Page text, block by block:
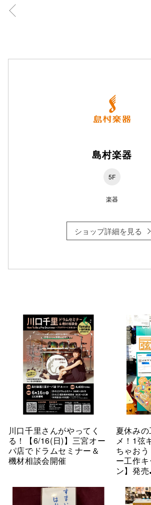
島村楽器
5F
楽器
ショップ詳細を見る
川口千里さんがやってく
る！【6/16(日)】三宮オー
パ店でドラムセミナー＆
機材相談会開催
夏休み
メ！1弦
ちゃお
ー工作
ン】発